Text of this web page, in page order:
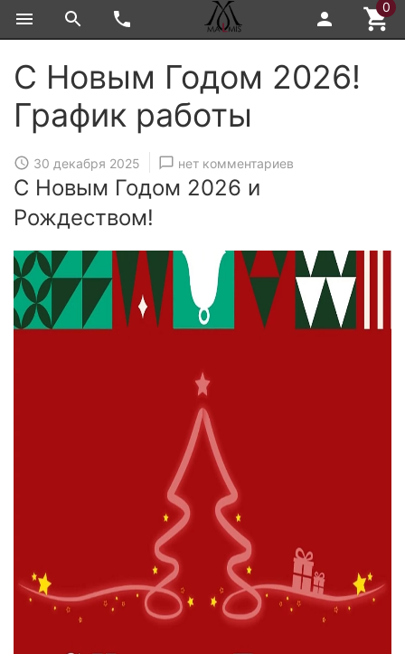
0
С Новым Годом 2026!
График работы
30 декабря 2025 нет комментариев
С Новым Годом 2026 и
Рождеством!